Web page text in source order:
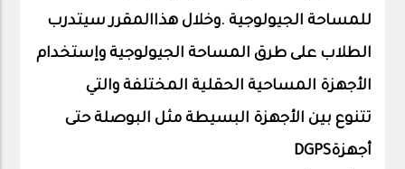
للمساحة الجيولوجية .وخلال هذاالمقرر سيتدرب
الطلاب على طرق المساحة الجيولوجية وإستخدام
الأجهزة المساحية الحقلية المختلفة والتي
تتنوع بين الأجهزة البسيطة مثل البوصلة حتى
أجهزةDGPS